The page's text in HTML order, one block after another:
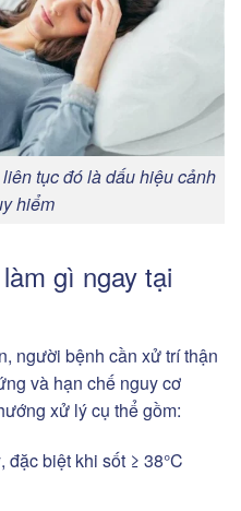
tục đó là dấu hiệu cảnh
hiểm
gì ngay tại
người bệnh cần xử trí thận
và hạn chế nguy cơ
xử lý cụ thể gồm:
biệt khi sốt ≥ 38°C